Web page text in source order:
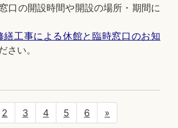
口の開設時間や開設の場所・期間に
繕工事による休館と臨時窓口のお知
さい。
2 3 4 5 6 »